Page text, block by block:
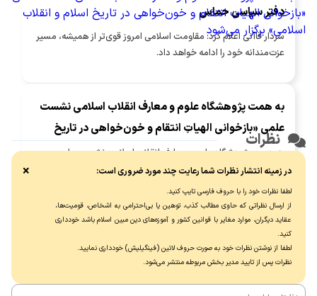
دفتر سیاسی حماس
سردار قاآنی اعلام کرد: مقاومت اسلامی امروز قوی‌تر از همیشه، مسیر
عزت‌مندانه خود را ادامه خواهد داد.
به همت پژوهشگاه علوم و معارف انقلاب اسلامی نشست
علمی «بازخوانی الهیاتِ انتقام و خون‌خواهی در تاریخ
اسلام و انقلاب اسلامی» برگزار می‌شود
به همت پژوهشگاه علوم و معارف انقلاب اسلامی نشست علمی
«بازخوانی الهیاتِ انتقام و خون‌خواهی در تاریخ اسلام و انقلاب
اسلامی» برگزار می‌شود. این نشست با رویکردی تاریخی، قرآنی، فقهی
و اندیشه‌ای، مبانی و تحولات معنایی مفاهیم انتقام و خون‌خواهی را
بررسی می‌کند و به نسبت آن‌ها با عدالت، حق‌خواهی، مقابله با ظلم و
بازدارندگی در برابر متجاوز می‌پردازد. مسئله محوری نشست، تبیین
تمایز این مفاهیم با انتقام‌جویی شخصی و بررسی فرایند تبدیل آن‌ها
به مطالبه‌ای عدالت‌محور، هویت‌ساز و مسئولیت‌آفرین در تاریخ اسلام
و انقلاب اسلامی است.
نظرات
در زمینه انتشار نظرات شما رعایت چند مورد ضروری است:
لطفا نظرات خود را با حروف فارسی تایپ کنید.
از ارسال نظراتی که حاوی مطالب کذب، توهین یا بی‌احترامی به اشخاص، قومیت‌ها،
عقاید دیگران، موارد مغایر با قوانین کشور و آموزه‌های دین مبین اسلام باشد خودداری
کنید.
لطفا از نوشتن نظرات خود به صورت حروف لاتین (فینگیلیش) خودداری نماييد.
نظرات پس از تایید مدیر بخش مربوطه منتشر می‌شود.
×